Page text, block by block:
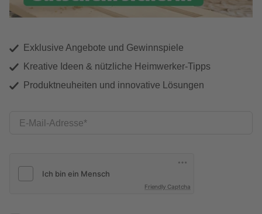
Exklusive Angebote und Gewinnspiele
Kreative Ideen & nützliche Heimwerker-Tipps
Produktneuheiten und innovative Lösungen
E-Mail-Adresse
Friendly Captcha